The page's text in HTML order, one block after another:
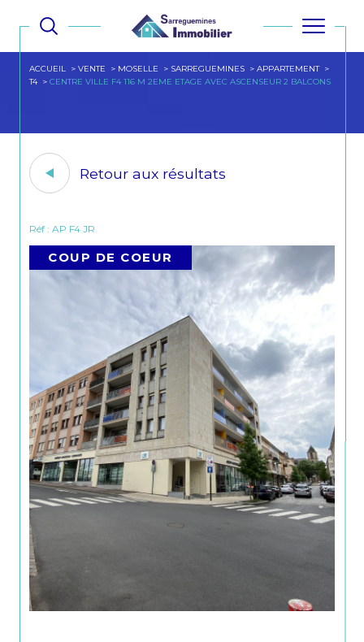
ACCUEIL VENTE MOSELLE SARREGUEMINES
APPARTEMENT
T4
CENTRE VILLE F4 116 M 2EME ETAGE AVEC ASCENSEUR 2 BALCONS
Retour aux résultats
Réf : AP F4 JR
COUP DE COEUR